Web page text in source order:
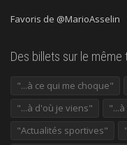
Favoris de @MarioAsselin
Des billets sur le même
"...à ce qui me choque"
"...à d'où je viens"
"Actualités sportives"